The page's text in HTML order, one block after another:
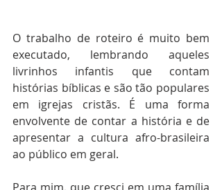
O trabalho de roteiro é muito bem
executado, lembrando aqueles
livrinhos infantis que contam
histórias bíblicas e são tão populares
em igrejas cristãs. É uma forma
envolvente de contar a história e de
apresentar a cultura afro-brasileira
ao público em geral.